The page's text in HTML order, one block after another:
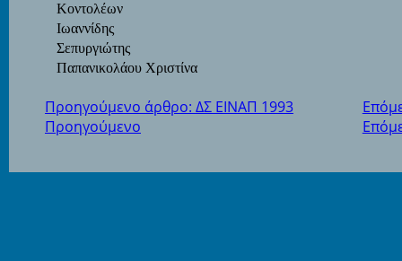
Κοντολέων
Ιωαννίδης
Σεπυργιώτης
Παπανικολάου Χριστίνα
Προηγούμενο άρθρο: ΔΣ ΕΙΝΑΠ 1993
Προηγούμενο